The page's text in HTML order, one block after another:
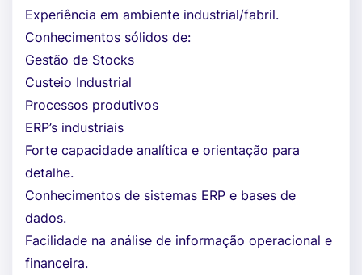
Experiência em ambiente industrial/fabril.
Conhecimentos sólidos de:
Gestão de Stocks
Custeio Industrial
Processos produtivos
ERP’s industriais
Forte capacidade analítica e orientação para
detalhe.
Conhecimentos de sistemas ERP e bases de
dados.
Facilidade na análise de informação operacional e
financeira.